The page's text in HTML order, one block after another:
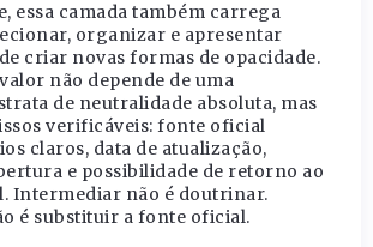
essa camada também carrega
organizar e apresentar
criar novas formas de opacidade.
não depende de uma
de neutralidade absoluta, mas
verificáveis: fonte oficial
claros, data de atualização,
e possibilidade de retorno ao
Intermediar não é doutrinar.
é substituir a fonte oficial.